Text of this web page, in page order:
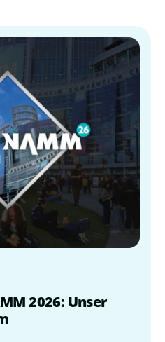
2026: Unser